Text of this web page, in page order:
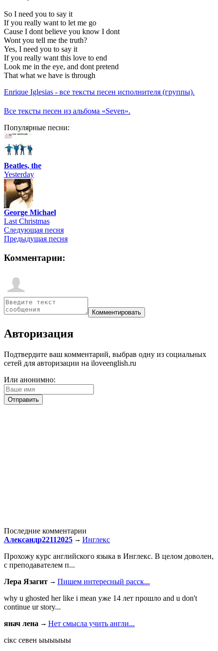
So I need you to say it
If you really want to let me go
Cause I dont believe you know I dont
Wont you tell me the truth?
Yes, I need you to say it
If you really want this love to end
Look me in the eye, and dont pretend
That what we have is through
Enrique Iglesias - все тексты песен исполнителя (группы).
Все тексты песен из альбома «Seven».
Популярные песни:
Beatles, the
Yesterday
George Michael
Last Christmas
Следующая песня
Предыдущая песня
Комментарии:
Авторизация
Подтвердите ваш комментарий, выбрав одну из социальных
сетей для авторизации на iloveenglish.ru
Или анонимно:
Последние комментарии
Александр22112025
Инглекс
Прохожу курс английского языка в Инглекс. В целом доволен,
с преподавателем п...
Лера Язагит
Пишем интересный расск...
why u ghosted her like i mean уже 14 лет прошло and u don't
continue ur story...
янач лена
Нет смысла учить англи...
сiкс севен ыыыыыы